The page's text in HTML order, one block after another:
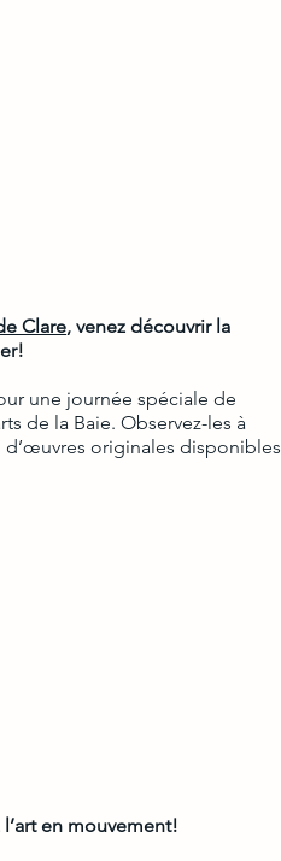
Clare, venez découvrir la
une journée spéciale de
de la Baie. Observez-les à
originales disponibles
en mouvement!